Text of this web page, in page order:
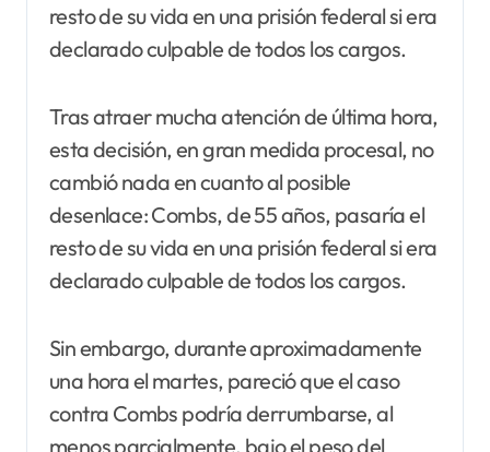
resto de su vida en una prisión federal si era
declarado culpable de todos los cargos.
Tras atraer mucha atención de última hora,
esta decisión, en gran medida procesal, no
cambió nada en cuanto al posible
desenlace: Combs, de 55 años, pasaría el
resto de su vida en una prisión federal si era
declarado culpable de todos los cargos.
Sin embargo, durante aproximadamente
una hora el martes, pareció que el caso
contra Combs podría derrumbarse, al
menos parcialmente, bajo el peso del